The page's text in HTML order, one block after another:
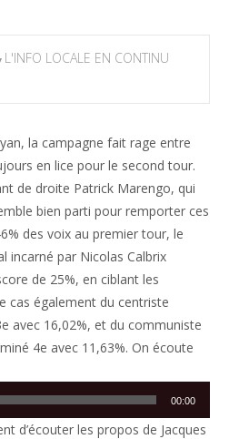
L'INFO LOCALE EN CONTINU
la campagne fait rage entre
en lice pour le second tour.
de droite Patrick Marengo, qui
bien parti pour remporter ces
des voix au premier tour, le
incarné par Nicolas Calbrix
de 25%, en ciblant les
cas également du centriste
avec 16,02%, et du communiste
4e avec 11,63%. On écoute
00:00
d’écouter les propos de Jacques